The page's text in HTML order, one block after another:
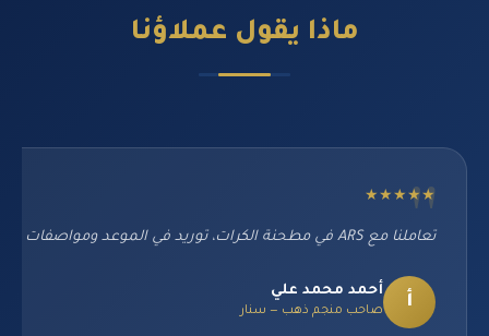
ماذا يقول عملاؤنا
★★★★★
تعاملنا مع ARS في مطحنة الكرات، توريد في الموعد ومواصفات مطابقة تماماً. تجربة ممتازة من البداية للنهاية.
أ
أحمد محمد علي
صاحب منجم ذهب — سنار